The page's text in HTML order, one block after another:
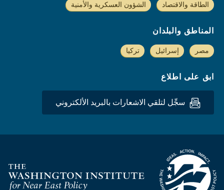
الطاقة والاقتصاد الشؤون العسكرية والأمنية
المناطق والبلدان
مصر إسرائيل تركيا
ابق على اطلاع
سجِّل لتلقي الاشعارات بالبريد الألكتروني
Homepage